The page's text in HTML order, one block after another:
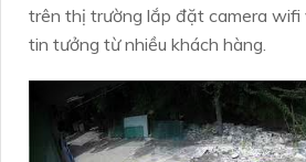
trên thị trường lắp đặt camera wifi
tin tưởng từ nhiều khách hàng.